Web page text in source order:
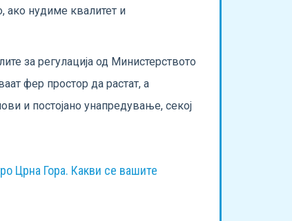
ако нудиме квалитет и
за регулација од Министерството
фер простор да растат, а
и постојано унапредување, секој
Црна Гора. Какви се вашите